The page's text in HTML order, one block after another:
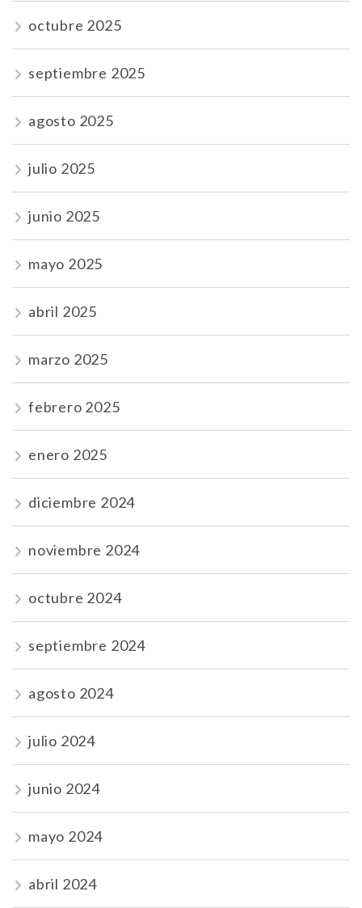
octubre 2025
septiembre 2025
agosto 2025
julio 2025
junio 2025
mayo 2025
abril 2025
marzo 2025
febrero 2025
enero 2025
diciembre 2024
noviembre 2024
octubre 2024
septiembre 2024
agosto 2024
julio 2024
junio 2024
mayo 2024
abril 2024